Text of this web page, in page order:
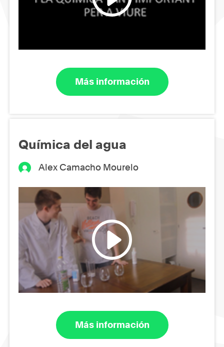
Más información
Química del agua
Alex Camacho Mourelo
Más información